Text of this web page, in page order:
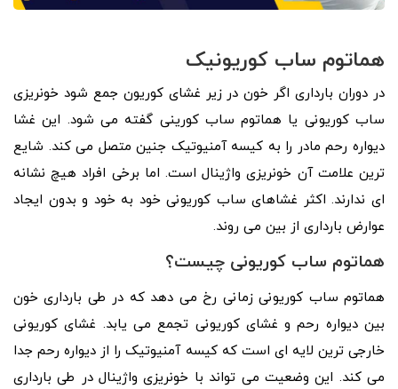
هماتوم ساب کوریونیک
در دوران بارداری اگر خون در زیر غشای کوریون جمع شود خونریزی
ساب کوریونی یا هماتوم ساب کورینی گفته می شود. این غشا
دیواره رحم مادر را به کیسه آمنیوتیک جنین متصل می کند. شایع
ترین علامت آن خونریزی واژینال است. اما برخی افراد هیچ نشانه
ای ندارند. اکثر غشاهای ساب کوریونی خود به خود و بدون ایجاد
عوارض بارداری از بین می روند.
هماتوم ساب کوریونی چیست؟
هماتوم ساب کوریونی زمانی رخ می دهد که در طی بارداری خون
بین دیواره رحم و غشای کوریونی تجمع می یابد. غشای کوریونی
خارجی ترین لایه ای است که کیسه آمنیوتیک را از دیواره رحم جدا
می کند. این وضعیت می تواند با خونریزی واژینال در طی بارداری